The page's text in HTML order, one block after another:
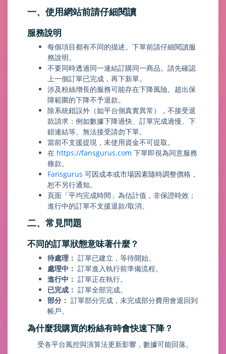
一、使用網站前請仔細閱讀
服務說明
每個項目都有不同的描述。下單前請仔細閱讀服
務說明。
不要同時透過同一連結訂購同一商品。請先確認
上一個訂單已完成，再下新單。
涉及粉絲增長的服務可能存在下降風險。超出保
障範圍的下降不予退款。
除系統錯誤外（如平台側真實異常），不接受退
款請求：例如數據下降過快、訂單完成過慢、下
錯連結等。無法接受請勿下單。
當前不支援提現，未使用資金不可提取。
在 https://fansgurus.com 下單即視為同意服務
條款。
Fansgurus 可因成本或市場因素隨時調整價格，
恕不另行通知。
頁面「平均完成時間」為估計值，非保證時效；
進行中的訂單不支援退款/取消。
二、常見問題
不同的訂單狀態意味著什麼？
待處理： 訂單已建立，等待開始。
處理中： 訂單進入執行前準備流程。
進行中： 訂單正在執行。
已完成： 訂單全部完成。
部分： 訂單部分完成，未完成部分費用會退回到
帳戶。
為什麼我購買的粉絲有時會快速下降？
受各平台風控與演算法更新影響，數據可能回落。